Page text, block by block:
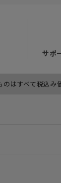
サポ
はすべて税込み